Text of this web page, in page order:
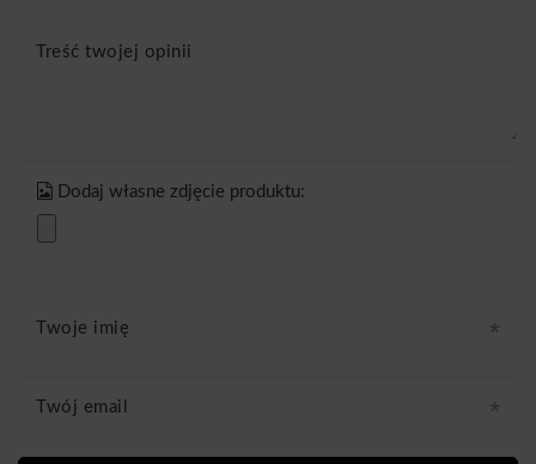
Treść twojej opinii
Dodaj własne zdjęcie produktu:
Twoje imię
Twój email